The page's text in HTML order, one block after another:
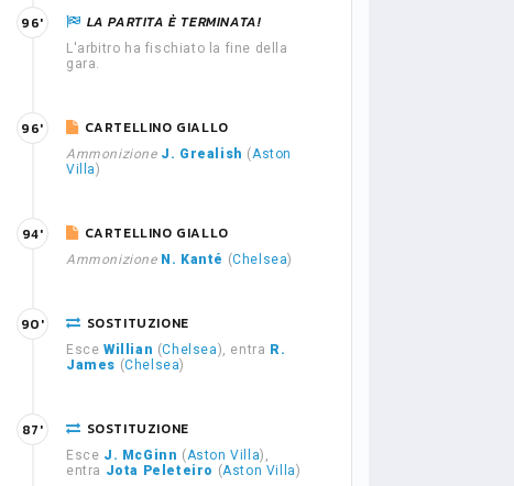
LA PARTITA È TERMINATA!
L'arbitro ha fischiato la fine della
gara.
96'
CARTELLINO GIALLO
Ammonizione J. Grealish (Aston
Villa)
96'
CARTELLINO GIALLO
Ammonizione N. Kanté (Chelsea)
94'
SOSTITUZIONE
Esce Willian (Chelsea), entra R.
James (Chelsea)
90'
SOSTITUZIONE
Esce J. McGinn (Aston Villa),
entra Jota Peleteiro (Aston Villa)
87'